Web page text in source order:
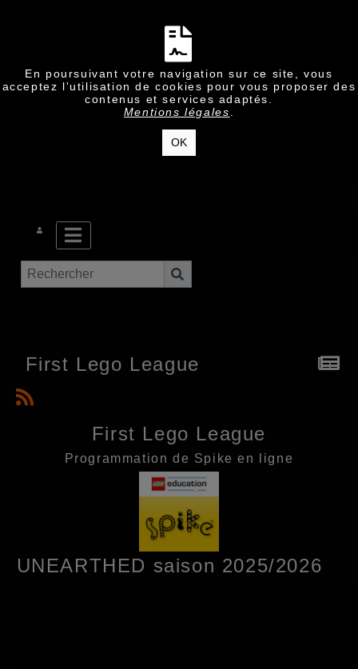
En poursuivant votre navigation sur ce site, vous
acceptez l'utilisation de cookies pour vous proposer des
contenus et services adaptés.
Mentions légales
OK
First Lego League
First Lego League
Programmation de Spike en ligne
UNEARTHED saison 2025/2026